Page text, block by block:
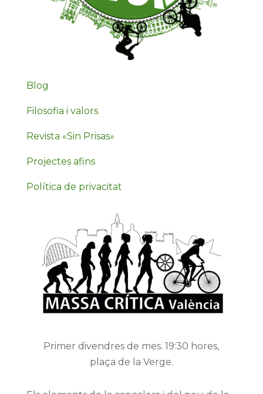
Blog
Filosofia i valors
Revista «Sin Prisas»
Projectes afins
Política de privacitat
Primer divendres de mes. 19:30 hores,
plaça de la Verge.